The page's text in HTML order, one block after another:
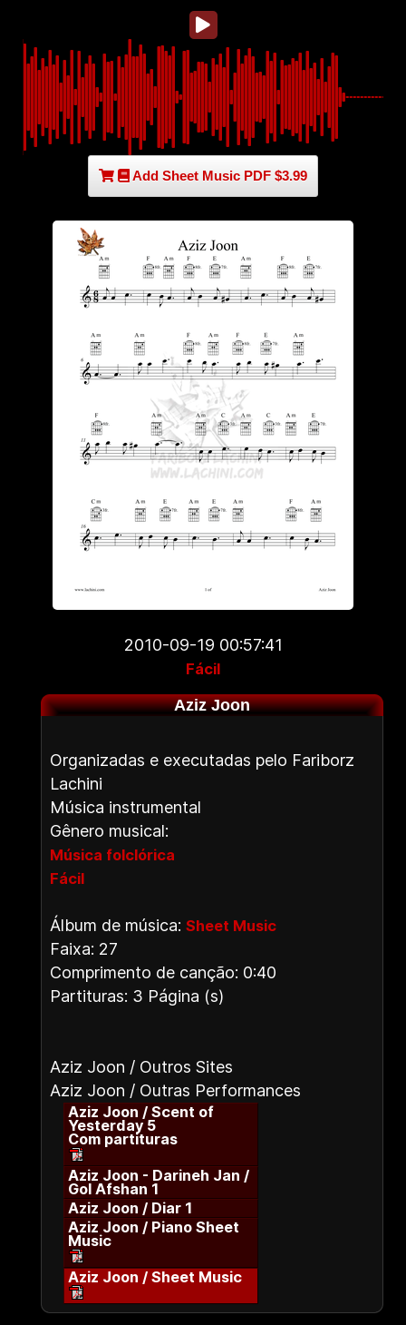
Add Sheet Music PDF $3.99
2010-09-19 00:57:41
Fácil
Aziz Joon
Organizadas e executadas pelo Fariborz
Lachini
Música instrumental
Gênero musical:
Música folclórica
Fácil
Álbum de música: Sheet Music
Faixa: 27
Comprimento de canção: 0:40
Partituras: 3 Página (s)
Aziz Joon / Outros Sites
Aziz Joon / Outras Performances
Aziz Joon / Scent of
Yesterday 5
Com partituras
Aziz Joon - Darineh Jan /
Gol Afshan 1
Aziz Joon / Diar 1
Aziz Joon / Piano Sheet
Music
Aziz Joon / Sheet Music